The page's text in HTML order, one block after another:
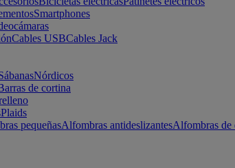
Smartphones
Cables USBCables Jack
Nórdicos
de cortina
Plaids
pequeñasAlfombras antideslizantesAlfombras de